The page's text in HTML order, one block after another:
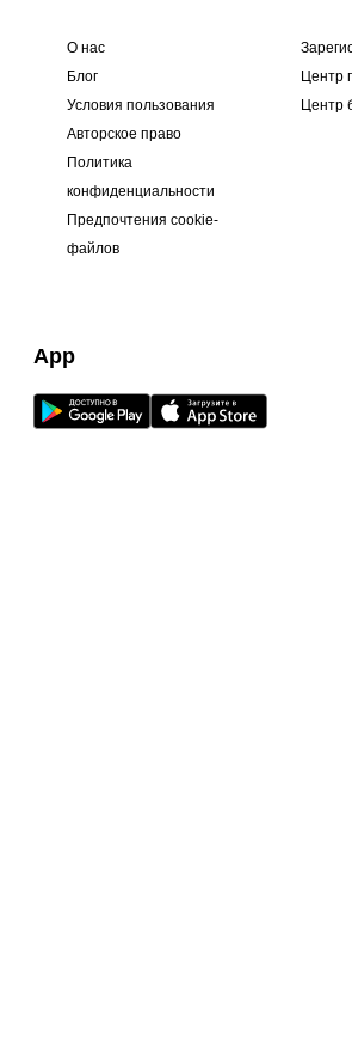
О нас
Блог
Условия пользования
Авторское право
Политика
конфиденциальности
Предпочтения cookie-
файлов
Центр
Центр
App